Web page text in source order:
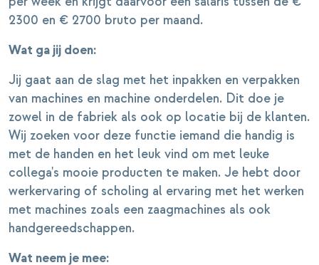
2300 en € 2700 bruto per maand.
Wat ga jij doen:
Jij gaat aan de slag met het inpakken en verpakken
van machines en machine onderdelen. Dit doe je
zowel in de fabriek als ook op locatie bij de klanten.
Wij zoeken voor deze functie iemand die handig is
met de handen en het leuk vind om met leuke
collega's mooie producten te maken. Je hebt door
werkervaring of scholing al ervaring met het werken
met machines zoals een zaagmachines als ook
handgereedschappen.
Wat neem je mee: